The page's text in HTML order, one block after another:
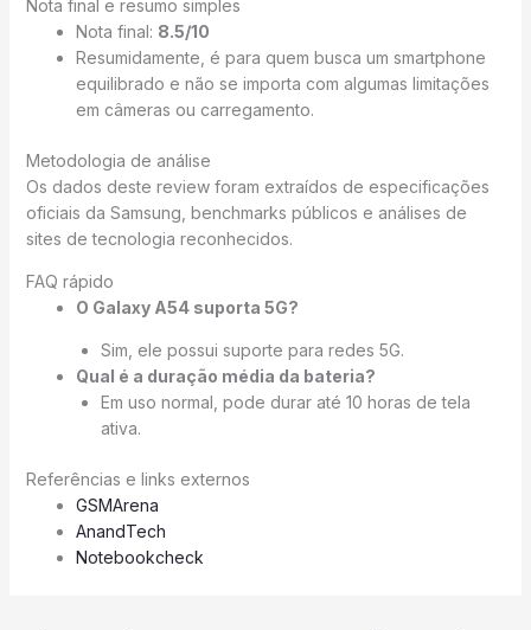
Nota final e resumo simples
Nota final: 8.5/10
Resumidamente, é para quem busca um smartphone
equilibrado e não se importa com algumas limitações
em câmeras ou carregamento.
Metodologia de análise
Os dados deste review foram extraídos de especificações
oficiais da Samsung, benchmarks públicos e análises de
sites de tecnologia reconhecidos.
FAQ rápido
O Galaxy A54 suporta 5G?
Sim, ele possui suporte para redes 5G.
Qual é a duração média da bateria?
Em uso normal, pode durar até 10 horas de tela
ativa.
Referências e links externos
GSMArena
AnandTech
Notebookcheck